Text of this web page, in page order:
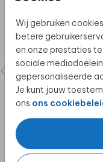
Wij gebruiken
betere
en onze prestaties
sociale
gepersonaliseerde
Je kunt jouw
ons ons